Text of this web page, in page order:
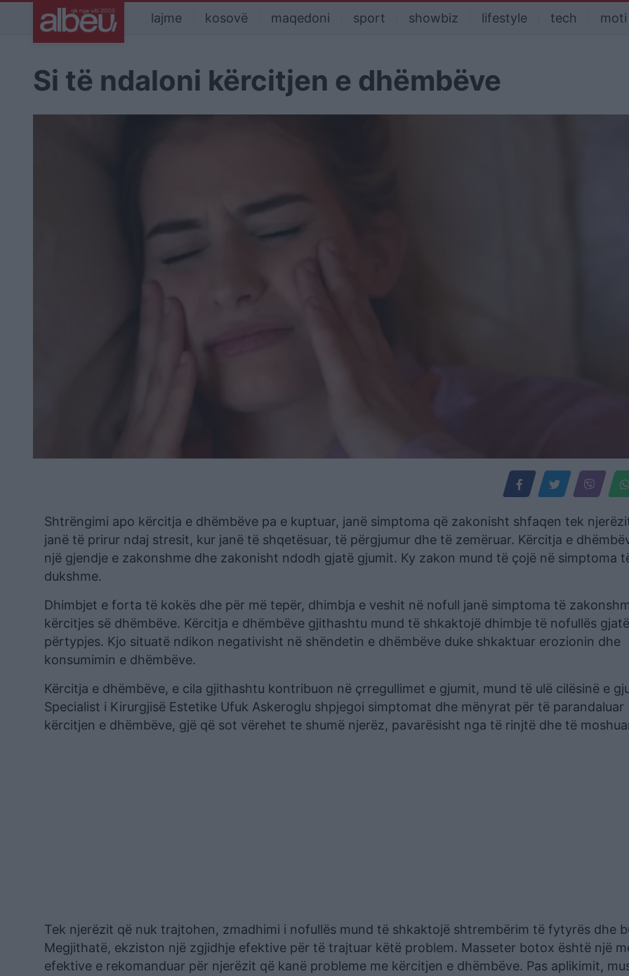
lajme kosovë maqedoni sport showbiz lifestyle tech moti
Si të ndaloni kërcitjen e dhëmbëve
Shtrëngimi apo kërcitja e dhëmbëve pa e kuptuar, janë simptoma që zakonisht shfaqen tek
janë të prirur ndaj stresit, kur janë të shqetësuar, të përgjumur dhe të zemëruar. Kërcitja e
një gjendje e zakonshme dhe zakonisht ndodh gjatë gjumit. Ky zakon mund të çojë në simptoma
dukshme.
Dhimbjet e forta të kokës dhe për më tepër, dhimbja e veshit në nofull janë simptoma të
kërcitjes së dhëmbëve. Kërcitja e dhëmbëve gjithashtu mund të shkaktojë dhimbje të nofullës gjatë
përtypjes. Kjo situatë ndikon negativisht në shëndetin e dhëmbëve duke shkaktuar erozionin dhe
konsumimin e dhëmbëve.
Kërcitja e dhëmbëve, e cila gjithashtu kontribuon në çrregullimet e gjumit, mund të ulë cilësinë e
Specialist i Kirurgjisë Estetike Ufuk Askeroglu shpjegoi simptomat dhe mënyrat për të parandaluar
kërcitjen e dhëmbëve, gjë që sot vërehet te shumë njerëz, pavarësisht nga të rinjtë dhe të
Tek njerëzit që nuk trajtohen, zmadhimi i nofullës mund të shkaktojë shtrembërim të fytyrës dhe
Megjithatë, ekziston një zgjidhje efektive për të trajtuar këtë problem. Masseter botox është një
efektive e rekomanduar për njerëzit që kanë probleme me kërcitjen e dhëmbëve. Pas aplikimit,